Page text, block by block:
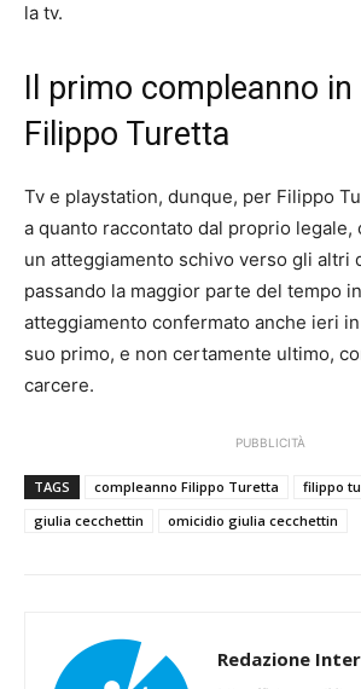
la tv.
Il primo compleanno
Filippo Turetta
Tv e playstation, dunque, per Filippo
a quanto raccontato dal proprio legale,
un atteggiamento schivo verso gli altri
passando la maggior parte del tempo
atteggiamento confermato anche ieri
suo primo, e non certamente ultimo,
carcere.
PUBBLICITÀ
TAGS compleanno Filippo Turetta
filippo
giulia cecchettin
omicidio giulia cecchettin
Redazione